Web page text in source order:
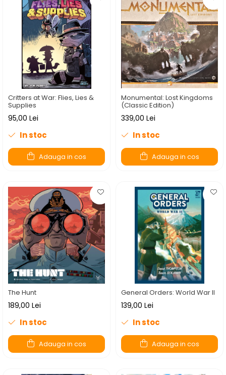
Critters at War: Flies, Lies &
Supplies
95,00 Lei
In stoc
Adauga in cos
Monumental: Lost Kingdoms
(Classic Edition)
339,00 Lei
In stoc
Adauga in cos
The Hunt
189,00 Lei
In stoc
Adauga in cos
General Orders: World War II
139,00 Lei
In stoc
Adauga in cos